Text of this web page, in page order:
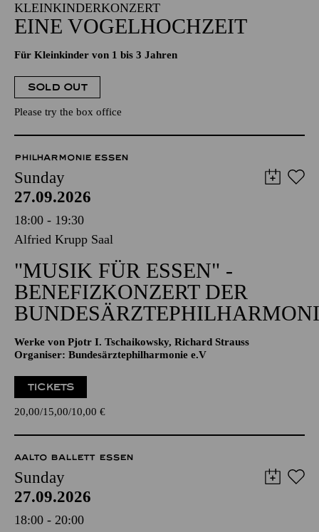
KLEINKINDERKONZERT
EINE VOGELHOCHZEIT
Für Kleinkinder von 1 bis 3 Jahren
SOLD OUT
Please try the box office
PHILHARMONIE ESSEN
Sunday
27.09.2026
18:00 - 19:30
Alfried Krupp Saal
"MUSIK FÜR ESSEN" -
BENEFIZKONZERT DER
Werke von Pjotr I. Tschaikowsky, Richard Strauss
Organiser: Bundesärztephilharmonie e.V
TICKETS
20,00 15,00 10,00 €
AALTO BALLETT ESSEN
Sunday
27.09.2026
18:00 - 20:00